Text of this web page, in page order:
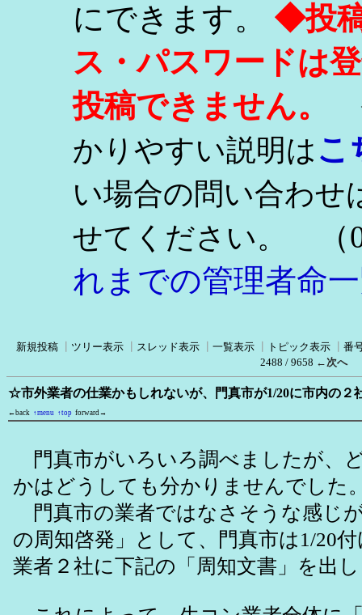
にできます。 ◆投
ス・パスワードは
投稿できません。
かりやすい説明はこ
い場合の問い合わせ
せてください。
（
れまでの管理者命
新規投稿 ツリー表示 スレッド表示 一覧表示 トピック表示
番
2488 / 9658 ←次へ
☆市外業者の仕業かもしれないが、門真市が1/20に市内の２
←back ↑menu ↑top forward→
門真市がいろいろ調べましたが、
かはどうしても分かりませんでした
門真市の業者ではなさそうな感じ
の周知啓発」として、門真市は1/20
業者２社に下記の「周知文書」を出